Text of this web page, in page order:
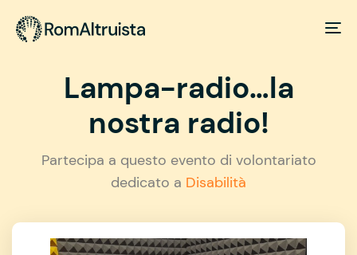
Lampa-radio…la
nostra radio!
Partecipa a questo evento di volontariato
dedicato a Disabilità